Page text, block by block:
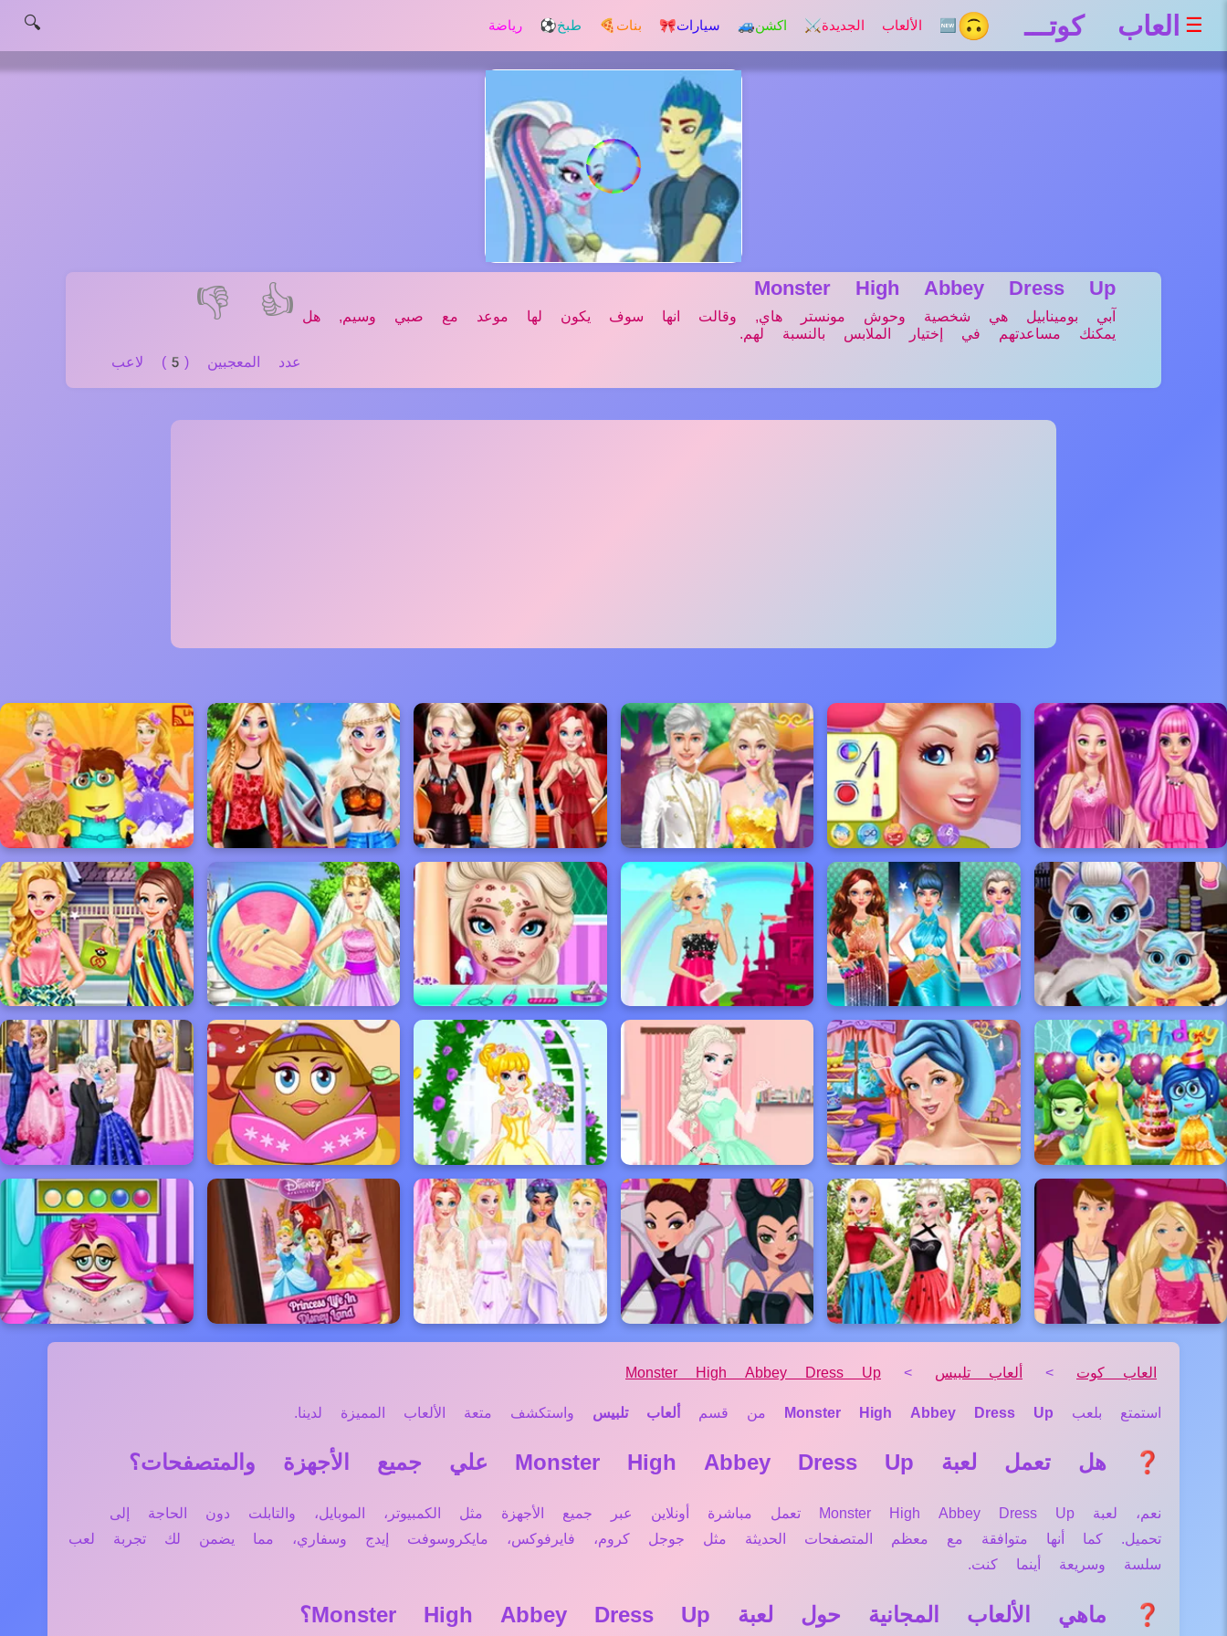
☰ العاب كوتـــ 🙃 🆕 الألعاب الجديدة ⚔️ اكشن🚙 سيارات🎀 بنات 🍕 طبخ⚽ رياضة 🔍
👍
👎
عدد المعجبين (5) لاعب
Monster High Abbey Dress Up
آبي بومينابيل هي شخصية وحوش مونستر هاي, وقالت انها سوف يكون لها موعد مع صبي وسيم, هل
يمكنك مساعدتهم في إختيار الملابس بالنسبة لهم.
العاب كوت > ألعاب تلبيس >
Monster High Abbey Dress Up
استمتع بلعب Monster High Abbey Dress Up من قسم ألعاب تلبيس واستكشف متعة الألعاب المميزة لدينا.
❓ هل تعمل لعبة Monster High Abbey Dress Up علي جميع الأجهزة والمتصفحات؟
نعم، لعبة Monster High Abbey Dress Up تعمل مباشرة أونلاين عبر جميع الأجهزة مثل الكمبيوتر، الموبايل، والتابلت دون الحاجة إلى
تحميل. كما أنها متوافقة مع معظم المتصفحات الحديثة مثل جوجل كروم، فايرفوكس، مايكروسوفت إيدج وسفاري، مما يضمن لك تجربة لعب
سلسة وسريعة أينما كنت.
❓ ماهي الألعاب المجانية حول لعبة Monster High Abbey Dress Up؟